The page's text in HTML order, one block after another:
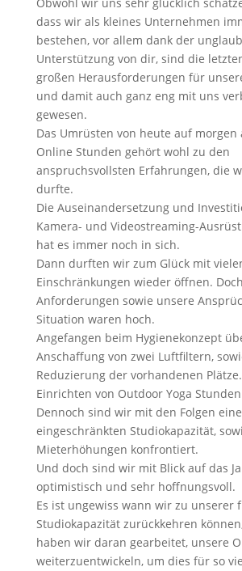
Obwohl wir uns sehr glücklich
dass wir als kleines Unternehmen
bestehen, vor allem dank der
Unterstützung von dir, sind die
großen Herausforderungen für
und damit auch ganz eng mit uns
gewesen.
Das Umrüsten von heute auf morgen
Online Stunden gehört wohl zu den
anspruchsvollsten Erfahrungen, die
durfte.
Die Auseinandersetzung und
Kamera- und Videostreaming-
hat es immer noch in sich.
Dann durften wir zum Glück mit
Einschränkungen wieder öffnen.
Anforderungen sowie unsere
Situation waren hoch.
Angefangen beim Hygienekonzept
Anschaffung von zwei Luftfiltern,
Reduzierung der vorhandenen
Einrichten von Outdoor Yoga
Dennoch sind wir mit den Folgen
eingeschränkten Studiokapazität,
Mieterhöhungen konfrontiert.
Und doch sind wir mit Blick auf das
optimistisch und sehr hoffnungsvoll.
Es ist ungewiss wann wir zu unserer
Studiokapazität zurückkehren
haben wir daran gearbeitet, unsere
weiterzuentwickeln, um dies für so